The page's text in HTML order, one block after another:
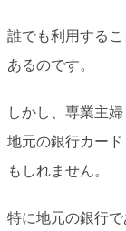
誰でも利用する
あるのです。
しかし、専業主
地元の銀行カー
もしれません。
特に地元の銀行